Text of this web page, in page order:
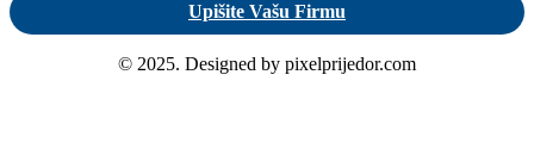
Upišite Vašu Firmu
© 2025. Designed by pixelprijedor.com